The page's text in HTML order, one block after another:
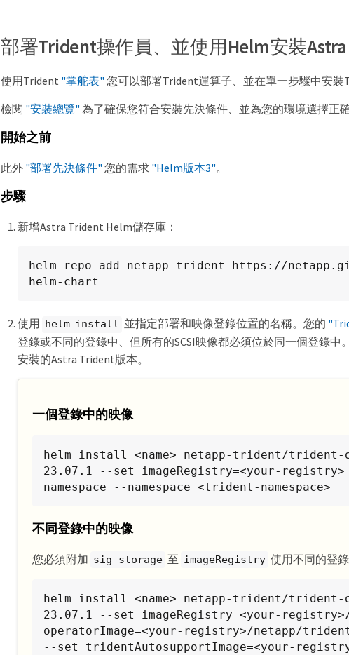
部署Trident操作員、並使用Helm安裝
使用Trident "掌舵表" 您可以部署Trident運算子、並在單一步驟中安裝
檢閱 "安裝總覽" 為了確保您符合安裝先決條件、並為您的環境選擇正
開始之前
此外 "部署先決條件" 您的需求 "Helm版本3"。
步驟
新增Astra Trident Helm儲存庫：
helm repo add netapp-trident https://
helm-chart
使用 helm install 並指定部署和映像登錄位置的名稱。您的
登錄或不同的登錄中、但所有的SCSI映像都必須位於同一個登錄中
安裝的Astra Trident版本。
一個登錄中的映像
helm install <name> netapp-trident/
23.07.1 --set imageRegistry=<your-
namespace --namespace <trident-namespace>
不同登錄中的映像
您必須附加 sig-storage 至 imageRegistry 使用不同的登錄
helm install <name> netapp-trident/
23.07.1 --set imageRegistry=<your-
operatorImage=<your-registry>/netapp/
--set tridentAutosupportImage=<your-